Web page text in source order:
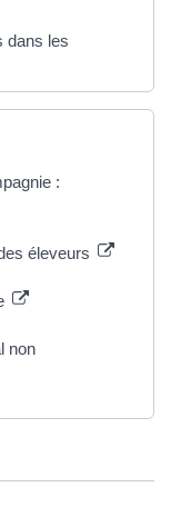
dans les
:
éleveurs
non